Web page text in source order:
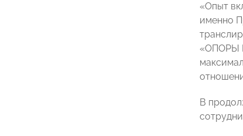
«Опыт
именно
«ОПОРЫ
В